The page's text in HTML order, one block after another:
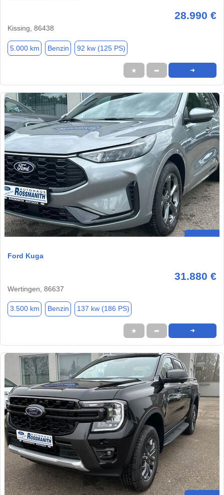
28.990 €
Kissing, 86438
5.000 km Benzin 92 kw (125 PS)
★ ➦ ➜
Ford Kuga
31.880 €
Wertingen, 86637
3.500 km Benzin 137 kw (186 PS)
★ ➦ ➜